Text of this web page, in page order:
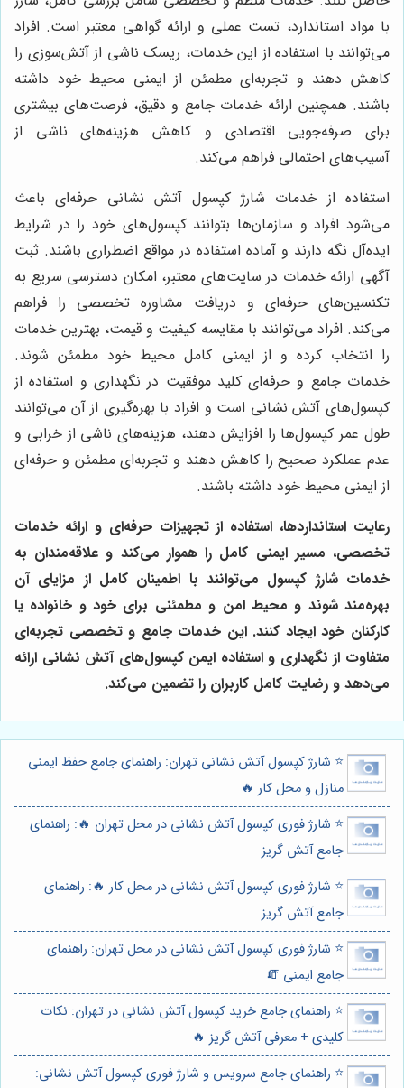
با مواد استاندارد، تست عملی و ارائه گواهی معتبر است. افراد
می‌توانند با استفاده از این خدمات، ریسک ناشی از آتش‌سوزی را
کاهش دهند و تجربه‌ای مطمئن از ایمنی محیط خود داشته
باشند. همچنین ارائه خدمات جامع و دقیق، فرصت‌های بیشتری
برای صرفه‌جویی اقتصادی و کاهش هزینه‌های ناشی از
آسیب‌های احتمالی فراهم می‌کند.
استفاده از خدمات شارژ کپسول آتش نشانی حرفه‌ای باعث
می‌شود افراد و سازمان‌ها بتوانند کپسول‌های خود را در شرایط
ایده‌آل نگه دارند و آماده استفاده در مواقع اضطراری باشند. ثبت
آگهی ارائه خدمات در سایت‌های معتبر، امکان دسترسی سریع به
تکنسین‌های حرفه‌ای و دریافت مشاوره تخصصی را فراهم
می‌کند. افراد می‌توانند با مقایسه کیفیت و قیمت، بهترین خدمات
را انتخاب کرده و از ایمنی کامل محیط خود مطمئن شوند.
خدمات جامع و حرفه‌ای کلید موفقیت در نگهداری و استفاده از
کپسول‌های آتش نشانی است و افراد با بهره‌گیری از آن می‌توانند
طول عمر کپسول‌ها را افزایش دهند، هزینه‌های ناشی از خرابی و
عدم عملکرد صحیح را کاهش دهند و تجربه‌ای مطمئن و حرفه‌ای
از ایمنی محیط خود داشته باشند.
رعایت استانداردها، استفاده از تجهیزات حرفه‌ای و ارائه خدمات
تخصصی، مسیر ایمنی کامل را هموار می‌کند و علاقه‌مندان به
خدمات شارژ کپسول می‌توانند با اطمینان کامل از مزایای آن
بهره‌مند شوند و محیط امن و مطمئنی برای خود و خانواده یا
کارکنان خود ایجاد کنند. این خدمات جامع و تخصصی تجربه‌ای
متفاوت از نگهداری و استفاده ایمن کپسول‌های آتش نشانی ارائه
می‌دهد و رضایت کامل کاربران را تضمین می‌کند.
⭐️ شارژ کپسول آتش نشانی تهران: راهنمای جامع حفظ ایمنی
منازل و محل کار 🔥
⭐️ شارژ فوری کپسول آتش نشانی در محل تهران 🔥: راهنمای
جامع آتش گریز
⭐️ شارژ فوری کپسول آتش نشانی در محل کار 🔥: راهنمای
جامع آتش گریز
⭐️ شارژ فوری کپسول آتش نشانی در محل تهران: راهنمای
جامع ایمنی 🧯
⭐️ راهنمای جامع خرید کپسول آتش نشانی در تهران: نکات
کلیدی + معرفی آتش گریز 🔥
⭐️ راهنمای جامع سرویس و شارژ فوری کپسول آتش نشانی: